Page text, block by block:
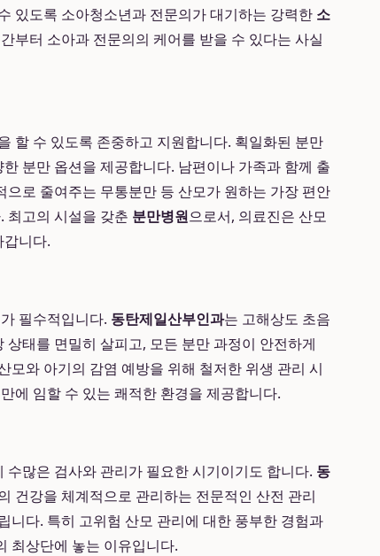
있도록 소아청소년과 전문의가 대기하는 강력한 소
부터 소아과 전문의의 케어를 받을 수 있다는 사실
할 수 있도록 존중하고 지원합니다. 획일화된 분만
분만 옵션을 제공합니다. 남편이나 가족과 함께 출
로 줄여주는 무통분만 등 산모가 원하는 가장 편안
최고의 시설을 갖춘 분만병원으로서, 의료진은 산모
니다.
필수적입니다. 동탄제일산부인과는 고해상도 초음
태를 면밀히 살피고, 모든 분만 과정이 안전하게
모와 아기의 감염 예방을 위해 철저한 위생 관리 시
에 임할 수 있는 쾌적한 환경을 제공합니다.
많은 검사와 관리가 필요한 시기이기도 합니다. 동
건강을 체계적으로 관리하는 전문적인 산전 관리
니다. 특히 고위험 산모 관리에 대한 풍부한 경험과
최상단에 놓는 이유입니다.